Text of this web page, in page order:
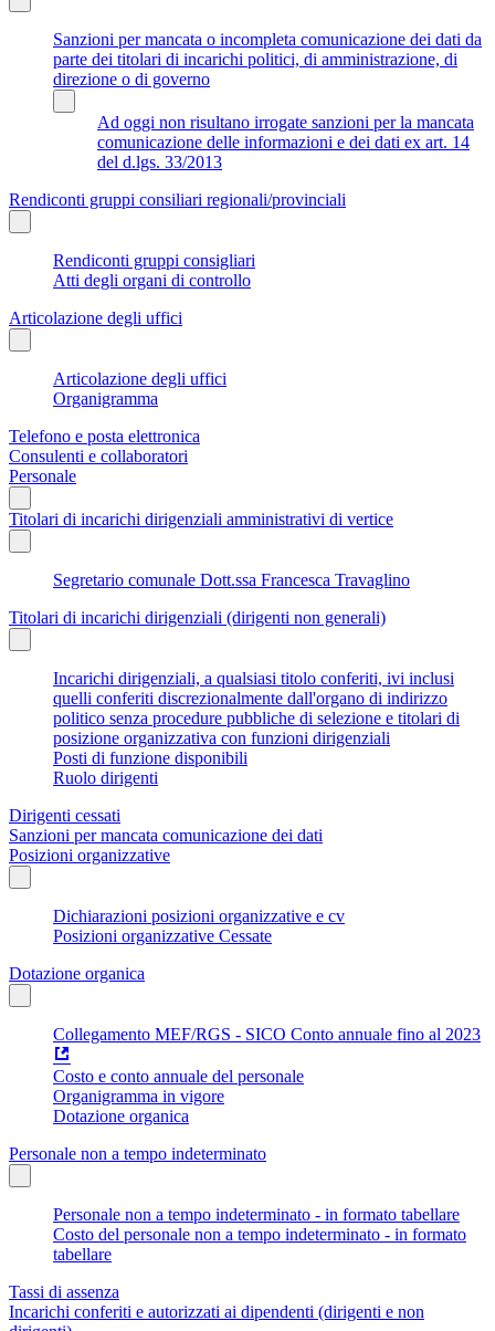
Sanzioni per mancata o incompleta comunicazione dei dati da
parte dei titolari di incarichi politici, di amministrazione, di
direzione o di governo
Ad oggi non risultano irrogate sanzioni per la mancata
comunicazione delle informazioni e dei dati ex art. 14
del d.lgs. 33/2013
Rendiconti gruppi consiliari regionali/provinciali
Rendiconti gruppi consigliari
Atti degli organi di controllo
Articolazione degli uffici
Articolazione degli uffici
Organigramma
Telefono e posta elettronica
Consulenti e collaboratori
Personale
Titolari di incarichi dirigenziali amministrativi di vertice
Segretario comunale Dott.ssa Francesca Travaglino
Titolari di incarichi dirigenziali (dirigenti non generali)
Incarichi dirigenziali, a qualsiasi titolo conferiti, ivi inclusi
quelli conferiti discrezionalmente dall'organo di indirizzo
politico senza procedure pubbliche di selezione e titolari di
posizione organizzativa con funzioni dirigenziali
Posti di funzione disponibili
Ruolo dirigenti
Dirigenti cessati
Sanzioni per mancata comunicazione dei dati
Posizioni organizzative
Dichiarazioni posizioni organizzative e cv
Posizioni organizzative Cessate
Dotazione organica
Collegamento MEF/RGS - SICO Conto annuale fino al 2023
Costo e conto annuale del personale
Organigramma in vigore
Dotazione organica
Personale non a tempo indeterminato
Personale non a tempo indeterminato - in formato tabellare
Costo del personale non a tempo indeterminato - in formato
tabellare
Tassi di assenza
Incarichi conferiti e autorizzati ai dipendenti (dirigenti e non